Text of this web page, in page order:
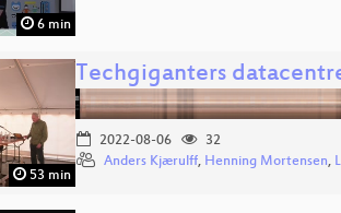
6 min
53 min
Techgiganters
2022-08-06
32
Anders Kjærulff, Henning Mortensen,